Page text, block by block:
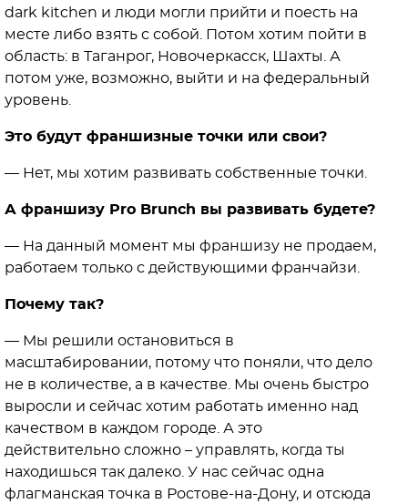
dark kitchen и люди могли прийти и поесть на
месте либо взять с собой. Потом хотим пойти в
область: в Таганрог, Новочеркасск, Шахты. А
потом уже, возможно, выйти и на федеральный
уровень.
Это будут франшизные точки или свои?
— Нет, мы хотим развивать собственные точки.
А франшизу Pro Brunch вы развивать будете?
— На данный момент мы франшизу не продаем,
работаем только с действующими франчайзи.
Почему так?
— Мы решили остановиться в
масштабировании, потому что поняли, что дело
не в количестве, а в качестве. Мы очень быстро
выросли и сейчас хотим работать именно над
качеством в каждом городе. А это
действительно сложно – управлять, когда ты
находишься так далеко. У нас сейчас одна
флагманская точка в Ростове-на-Дону, и отсюда